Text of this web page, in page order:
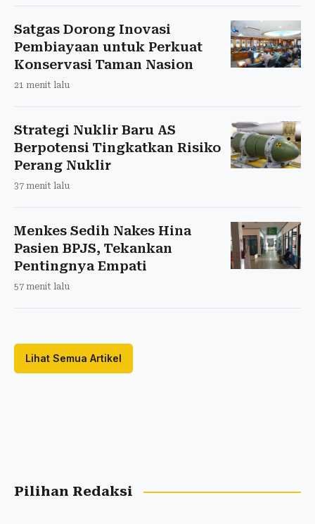
Satgas Dorong Inovasi
Pembiayaan untuk Perkuat
Konservasi Taman Nasion
21 menit lalu
Strategi Nuklir Baru AS
Berpotensi Tingkatkan Risiko
Perang Nuklir
37 menit lalu
Menkes Sedih Nakes Hina
Pasien BPJS, Tekankan
Pentingnya Empati
57 menit lalu
Lihat Semua Artikel
Pilihan Redaksi